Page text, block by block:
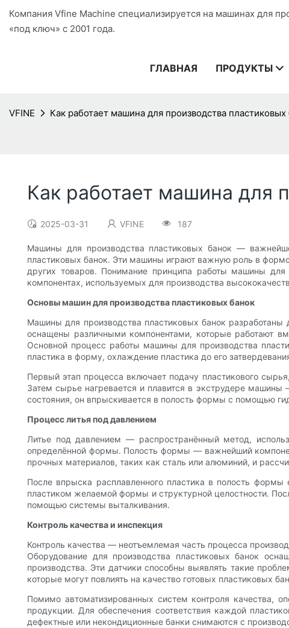
Компания Vfine Machine специализируется на машинах для
«под ключ» с 2001 года.
ГЛАВНАЯ ПРОДУКТЫ
VFINE Как работает машина для производства пластиковых
Как работает машина для
2025-03-31 VFINE 187
Машины для производства пластиковых банок —
пластиковых банок. Эти машины играют важную роль в
других товаров. Понимание принципа работы машины
компонентах, используемых для производства
Основы машин для производства пластиковых банок
Машины для производства пластиковых банок разработаны
оснащены различными компонентами, которые работают
Основной процесс работы машины для производства
пластика в форму, охлаждение пластика до его
Первый этап процесса включает подачу пластикового
Затем сырье нагревается и плавится в экструдере машины
состояния, он впрыскивается в полость формы с помощью
Процесс литья под давлением
Литье под давлением — распространённый метод,
определённой формы. Полость формы — важнейший
прочных материалов, таких как сталь или алюминий, и
После впрыска расплавленного пластика в полость
пластиком желаемой формы и структурной целостности.
помощью системы выталкивания.
Контроль качества и инспекция
Контроль качества — неотъемлемая часть процесса
Оборудование для производства пластиковых банок
производства. Эти датчики способны выявлять такие
которые могут повлиять на качество готовых пластиковых
Помимо автоматизированных систем контроля качества,
продукции. Для обеспечения соответствия каждой
дефектные или некондиционные банки снимаются с